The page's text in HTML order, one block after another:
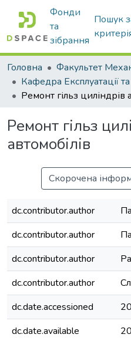
Фонди
та
зібрання
Пошук
Головна
Ремонт гільз
автомобілів
Скорочена
dc.contributor.author
dc.contributor.author
dc.contributor.author
dc.contributor.author
dc.date.accessioned
dc.date.available